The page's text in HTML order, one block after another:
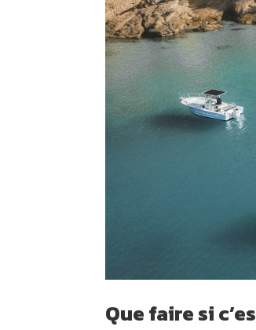
Que faire si